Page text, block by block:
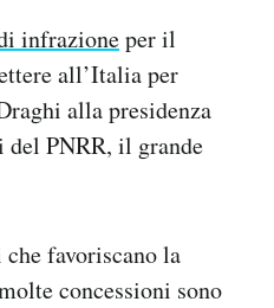
infrazioneper il
all’Italia per
alla presidenza
PNRR, il grande
favoriscano la
concessioni sono